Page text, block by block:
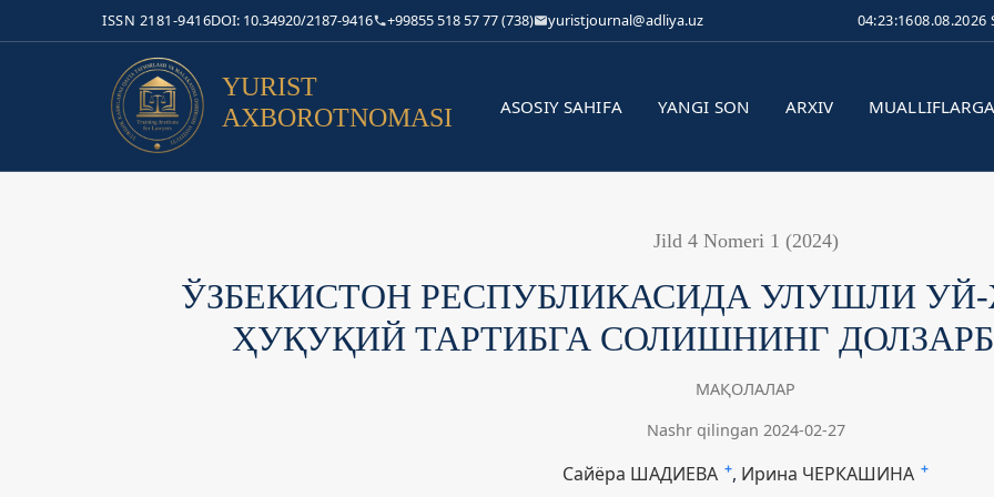
ISSN 2181-9416DOI: 10.34920/2187-9416 +99855 518 57 77 (738) yuristjournal@adliya.uz 04:23:1608.08.2026
YURIST
AXBOROTNOMASI
ASOSIY SAHIFA YANGI SON ARXIV MUALLIFLARGA
Jild 4 Nomeri 1 (2024)
ЎЗБЕКИСТОН РЕСПУБЛИКАСИДА УЛУШЛИ
ҲУҚУҚИЙ ТАРТИБГА СОЛИШНИНГ
МАҚОЛАЛАР
Nashr qilingan 2024-02-27
Сайёра ШАДИЕВА + Ирина ЧЕРКАШИНА +